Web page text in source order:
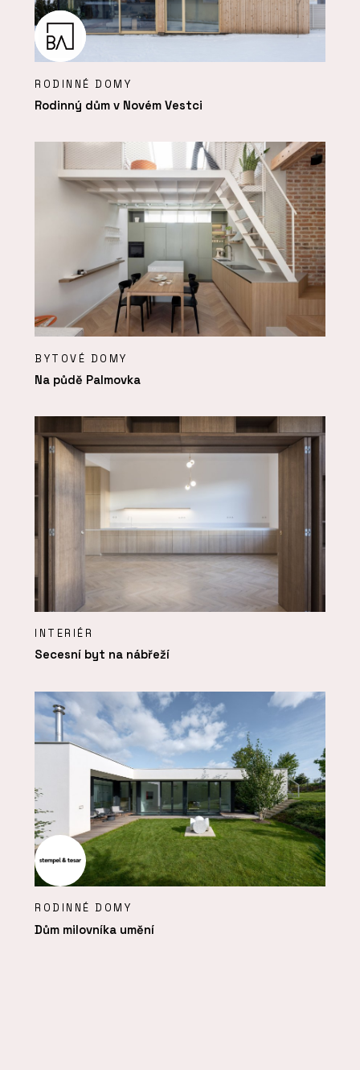
RODINNÉ DOMY
Rodinný dům v Novém Vestci
BYTOVÉ DOMY
Na půdě Palmovka
INTERIÉR
Secesní byt na nábřeží
RODINNÉ DOMY
Dům milovníka umění